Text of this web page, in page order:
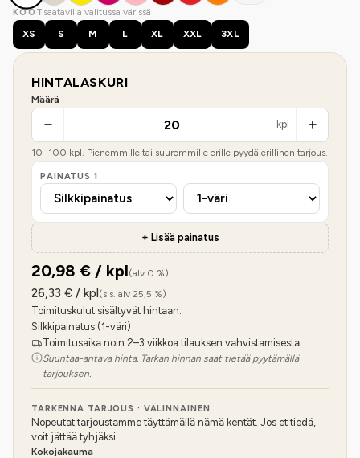
KOOT saatavilla valitussa värissä
XS
S M L XL XXL 3XL
HINTALASKURI
Määrä
kpl
10–100 kpl. Pienemmille tai suuremmille erille pyydä erillinen tarjous.
PAINATUS 1
+ Lisää painatus
20,98 € / kpl(alv 0 %)
26,33 € / kpl(sis. alv 25,5 %)
Toimituskulut sisältyvät hintaan.
Silkkipainatus (1-väri)
Toimitusaika noin 2–3 viikkoa tilauksen vahvistamisesta.
Suuntaa-antava hinta. Tarkan hinnan saat tietää pyytämällä
tarjouksen.
TARKENNA TARJOUS · VALINNAINEN
Nopeutat tarjoustamme täyttämällä nämä kentät. Jos et tiedä,
voit jättää tyhjäksi.
Kokojakauma